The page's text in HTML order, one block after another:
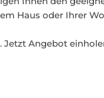
Haus oder Ihrer
Jetzt Angebot